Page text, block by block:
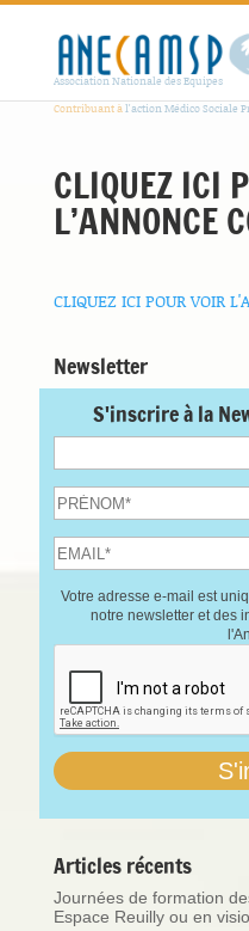
Association Nationale des Equipes
Contribuant àl'action Médico Sociale
CLIQUEZ ICI
L’ANNONCE
CLIQUEZ ICI POUR VOIR
Newsletter
S'inscrire à la
Votre adresse e-mail est
notre newsletter et des
Articles récents
Journées de formation
Espace Reuilly ou en